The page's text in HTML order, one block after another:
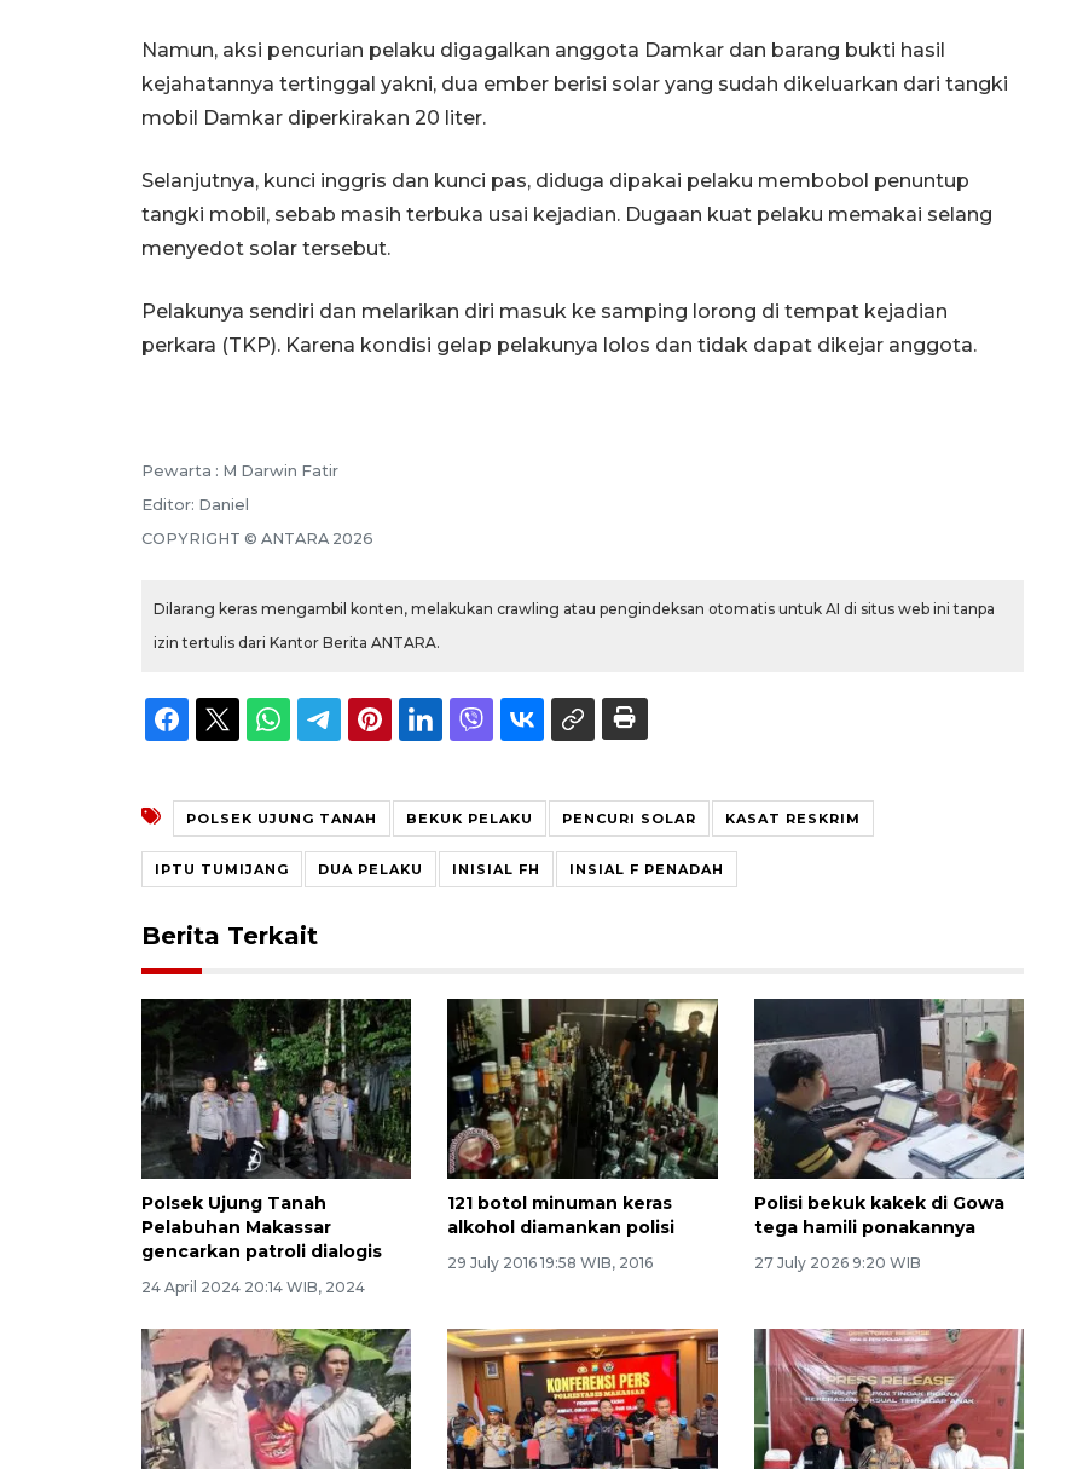
Namun, aksi pencurian pelaku digagalkan anggota Damkar dan barang bukti hasil
kejahatannya tertinggal yakni, dua ember berisi solar yang sudah dikeluarkan dari tangki
mobil Damkar diperkirakan 20 liter.
Selanjutnya, kunci inggris dan kunci pas, diduga dipakai pelaku membobol penuntup
tangki mobil, sebab masih terbuka usai kejadian. Dugaan kuat pelaku memakai selang
menyedot solar tersebut.
Pelakunya sendiri dan melarikan diri masuk ke samping lorong di tempat kejadian
perkara (TKP). Karena kondisi gelap pelakunya lolos dan tidak dapat dikejar anggota.
Pewarta : M Darwin Fatir
Editor: Daniel
COPYRIGHT © ANTARA 2026
Dilarang keras mengambil konten, melakukan crawling atau pengindeksan otomatis untuk AI di situs web ini tanpa
izin tertulis dari Kantor Berita ANTARA.
POLSEK UJUNG TANAH BEKUK PELAKU PENCURI SOLAR KASAT RESKRIM
IPTU TUMIJANG DUA PELAKU INISIAL FH INSIAL F PENADAH
Berita Terkait
Polsek Ujung Tanah
Pelabuhan Makassar
gencarkan patroli dialogis
24 April 2024 20:14 WIB, 2024
121 botol minuman keras
alkohol diamankan polisi
29 July 2016 19:58 WIB, 2016
Polisi bekuk kakek di Gowa
tega hamili ponakannya
27 July 2026 9:20 WIB